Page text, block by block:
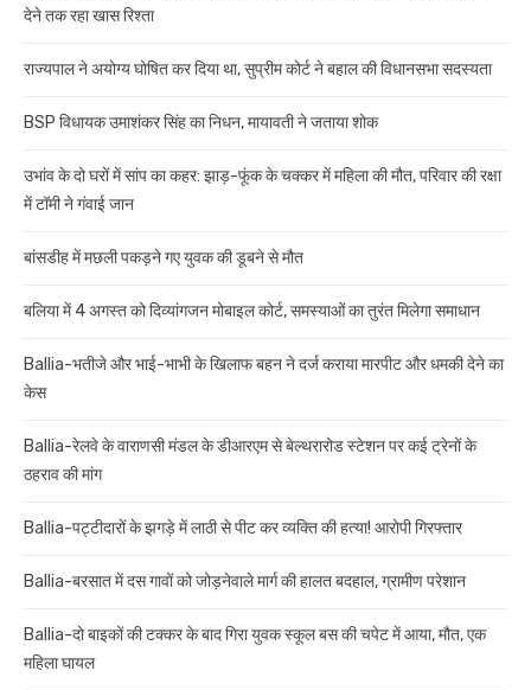
देने तक रहा खास रिश्ता
राज्यपाल ने अयोग्य घोषित कर दिया था, सुप्रीम कोर्ट ने बहाल की विधानसभा सदस्यता
BSP विधायक उमाशंकर सिंह का निधन, मायावती ने जताया शोक
उभांव के दो घरों में सांप का कहर: झाड़-फूंक के चक्कर में महिला की मौत, परिवार की रक्षा
में टॉमी ने गंवाई जान
बांसडीह में मछली पकड़ने गए युवक की डूबने से मौत
बलिया में 4 अगस्त को दिव्यांगजन मोबाइल कोर्ट, समस्याओं का तुरंत मिलेगा समाधान
Ballia-भतीजे और भाई-भाभी के खिलाफ बहन ने दर्ज कराया मारपीट और धमकी देने का
केस
Ballia-रेलवे के वाराणसी मंडल के डीआरएम से बेल्थरारोड स्टेशन पर कई ट्रेनों के
ठहराव की मांग
Ballia-पट्टीदारों के झगड़े में लाठी से पीट कर व्यक्ति की हत्या! आरोपी गिरफ्तार
Ballia-बरसात में दस गावों को जोड़नेवाले मार्ग की हालत बदहाल, ग्रामीण परेशान
Ballia-दो बाइकों की टक्कर के बाद गिरा युवक स्कूल बस की चपेट में आया, मौत, एक
महिला घायल